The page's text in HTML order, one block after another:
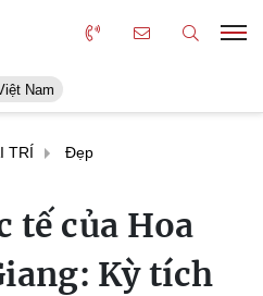
Nam
TRÍ Đẹp
tế của Hoa
Kỳ tích